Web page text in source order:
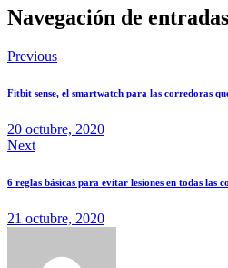
Navegación de entradas
Previous
Fitbit sense, el smartwatch para las corredoras
20 octubre, 2020
Next
6 reglas básicas para evitar lesiones en todas las
21 octubre, 2020